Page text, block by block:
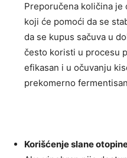
Preporučena količina je
koji će pomoći da se
da se kupus sačuva u
često koristi u procesu
efikasan i u očuvanju
prekomerno
Korišćenje slane